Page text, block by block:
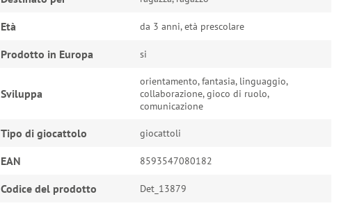
Età da 3 anni, età prescolare
Prodotto in Europa si
Sviluppa
orientamento, fantasia, linguaggio,
collaborazione, gioco di ruolo,
comunicazione
Tipo di giocattolo giocattoli
EAN 8593547080182
Codice del prodotto Det_13879